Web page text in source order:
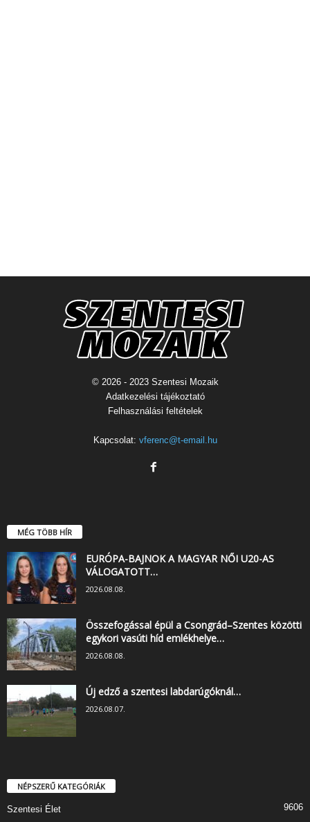
© 2026 - 2023 Szentesi Mozaik
Adatkezelési tájékoztató
Felhasználási feltételek
Kapcsolat: vferenc@t-email.hu
MÉG TÖBB HÍR
EURÓPA-BAJNOK A MAGYAR NŐI U20-AS
VÁLOGATOTT…
2026.08.08.
Összefogással épül a Csongrád–Szentes közötti
egykori vasúti híd emlékhelye…
2026.08.08.
Új edző a szentesi labdarúgóknál…
2026.08.07.
NÉPSZERŰ KATEGÓRIÁK
Szentesi Élet 9606